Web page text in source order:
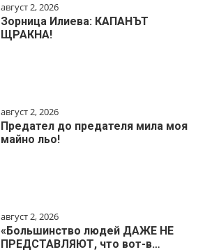
август 2, 2026
Зорница Илиева: КАПАНЪТ
ЩРАКНА!
август 2, 2026
Предател до предателя мила моя
майно льо!
август 2, 2026
«Большинство людей ДАЖЕ НЕ
ПРЕДСТАВЛЯЮТ, что вот-в…